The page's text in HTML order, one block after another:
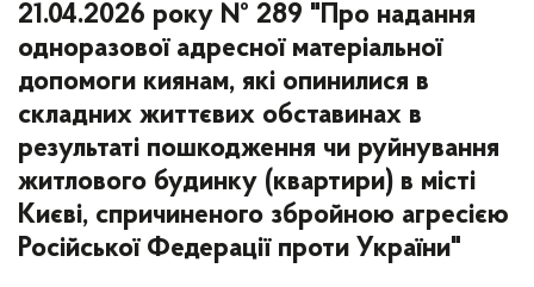
21.04.2026 року № 289 "Про надання
одноразової адресної матеріальної
допомоги киянам, які опинилися в
складних життєвих обставинах в
результаті пошкодження чи руйнування
житлового будинку (квартири) в місті
Києві, спричиненого збройною агресією
Російської Федерації проти України"